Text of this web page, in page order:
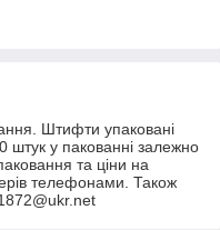
Штифти упаковані
у пакованні залежно
та ціни на
телефонами. Також